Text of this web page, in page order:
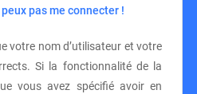
pas me connecter !
votre nom d’utilisateur et votre
Si la fonctionnalité de la
vous avez spécifié avoir en